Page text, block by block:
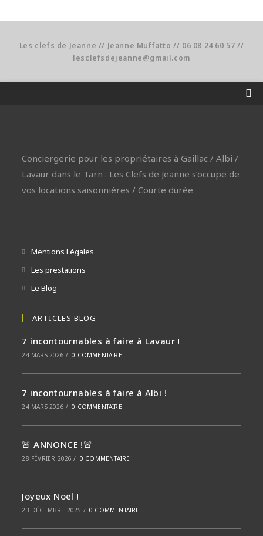
Les clefs de Jeanne // Jeanne Muffatto // 06 08 24 60 57 //
lesclefsdejeanne@gmail.com
Conciergerie pour les propriétaires à Gaillac / Albi /
Lavaur dans le Tarn : Les Clefs de Jeanne s’occupe de
vos locations saisonnières / Courte durée
Mentions Légales
Les prestations
Le Blog
ARTICLES BLOG
7 incontournables à faire à Lavaur !
24 MARS 2026 / 0 COMMENTAIRE
7 incontournables à faire à Albi !
24 MARS 2026 / 0 COMMENTAIRE
🚨 ANNONCE !🚨
28 FÉVRIER 2026 / 0 COMMENTAIRE
Joyeux Noël !
23 DÉCEMBRE 2025 / 0 COMMENTAIRE